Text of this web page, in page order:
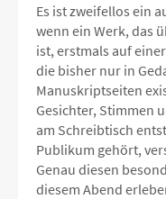
Es ist zweifellos ein
wenn ein Werk, das
ist, erstmals auf
die bisher nur in
Manuskriptseiten
Gesichter, Stimmen
am Schreibtisch
Publikum gehört,
Genau diesen
diesem Abend